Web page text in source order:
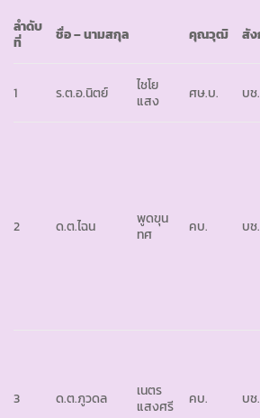
ลำดับ
ที่
ชื่อ – นามสกุล คุณวุฒิ สั
1 ร.ต.อ.นิตย์
ไชโย
แสง
ศษ.บ. บ
2 ด.ต.ไฉน
พูดขุน
ทศ
คบ. บ
3 ด.ต.ภูวดล
เนตร
แสงศรี
คบ. บ